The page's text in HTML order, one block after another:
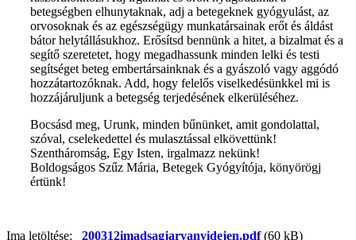
betegségben elhunytaknak, adj a betegeknek gyógyulást, az
orvosoknak és az egészségügy munkatársainak erőt és áldást
bátor helytállásukhoz. Erősítsd bennünk a hitet, a bizalmat és a
segítő szeretetet, hogy megadhassunk minden lelki és testi
segítséget beteg embertársainknak és a gyászoló vagy aggódó
hozzátartozóknak. Add, hogy felelős viselkedésünkkel mi is
hozzájáruljunk a betegség terjedésének elkerüléséhez.
Bocsásd meg, Urunk, minden bűnünket, amit gondolattal,
szóval, cselekedettel és mulasztással elkövettünk!
Szentháromság, Egy Isten, irgalmazz nekünk!
Boldogságos Szűz Mária, Betegek Gyógyítója, könyörögj
értünk!
Ima letöltése: 200312imadsagjarvanyidejen.pdf(60 kB)